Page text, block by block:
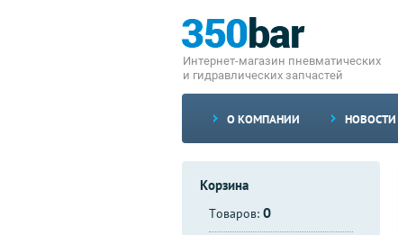
Интернет-магазин пневматических
и гидравлических запчастей
О КОМПАНИИ НОВОСТИ
Корзина
Товаров: 0